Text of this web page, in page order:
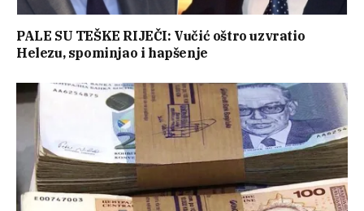
PALE SU TEŠKE RIJEČI: Vučić oštro uzvratio
Helezu, spominjao i hapšenje